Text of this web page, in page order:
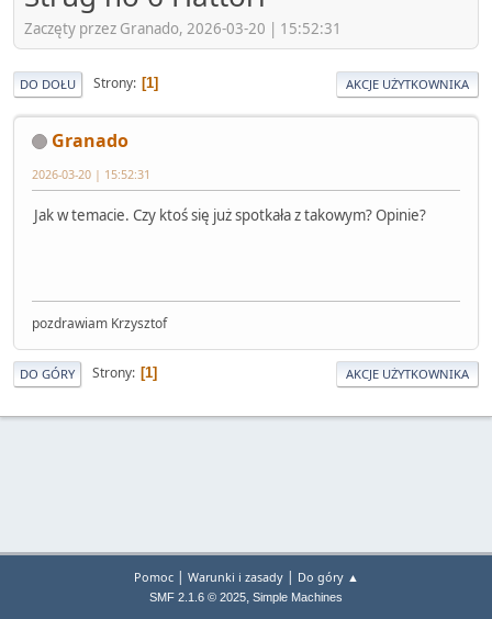
Zaczęty przez Granado, 2026-03-20 | 15:52:31
DO DOŁU Strony 1 AKCJE UŻYTKOWNIKA
Granado
2026-03-20 | 15:52:31
Jak w temacie. Czy ktoś się już spotkała z takowym? Opinie?
pozdrawiam Krzysztof
DO GÓRY Strony 1 AKCJE UŻYTKOWNIKA
Pomoc| Warunki i zasady| Do góry ▲
SMF 2.1.6 © 2025, Simple Machines